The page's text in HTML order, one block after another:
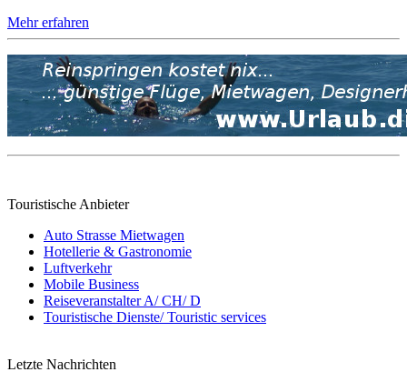
Mehr erfahren
Touristische Anbieter
Auto Strasse Mietwagen
Hotellerie & Gastronomie
Luftverkehr
Mobile Business
Reiseveranstalter A/ CH/ D
Touristische Dienste/ Touristic services
Letzte Nachrichten